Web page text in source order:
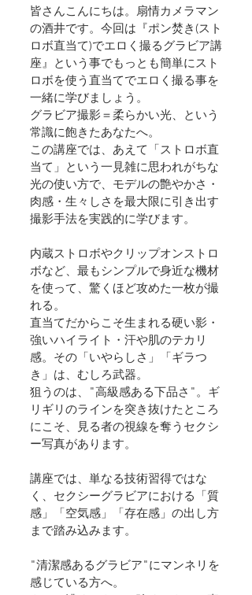
皆さんこんにちは。扇情カメラマン
の酒井です。今回は『ポン焚き(スト
ロボ直当て)でエロく撮るグラビア講
座』という事でもっとも簡単にスト
ロボを使う直当てでエロく撮る事を
一緒に学びましょう。
グラビア撮影＝柔らかい光、という
常識に飽きたあなたへ。
この講座では、あえて「ストロボ直
当て」という一見雑に思われがちな
光の使い方で、モデルの艶やかさ・
肉感・生々しさを最大限に引き出す
撮影手法を実践的に学びます。
内蔵ストロボやクリップオンストロ
ボなど、最もシンプルで身近な機材
を使って、驚くほど攻めた一枚が撮
れる。
直当てだからこそ生まれる硬い影・
強いハイライト・汗や肌のテカリ
感。その「いやらしさ」「ギラつ
き」は、むしろ武器。
狙うのは、"高級感ある下品さ"。ギ
リギリのラインを突き抜けたところ
にこそ、見る者の視線を奪うセクシ
ー写真があります。
講座では、単なる技術習得ではな
く、セクシーグラビアにおける「質
感」「空気感」「存在感」の出し方
まで踏み込みます。
"清潔感あるグラビア"にマンネリを
感じている方へ。